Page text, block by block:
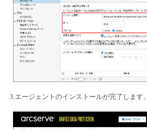
- Flexible InterConnect
- Flexible Remote Access
3.エージェントのインストールが完了します。